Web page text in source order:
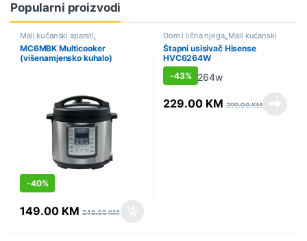
Popularni proizvodi
Mali kućanski aparati,
Multicookeri, Sniženo
MC6MBK Multicooker
(višenamjensko kuhalo)
-40%
149.00 KM 249.00KM
Dom i lična njega, Mali kućanski
aparati, Sniženo, Štapni usisivači
Štapni usisivač Hisense
HVC6264W
-43%
229.00 KM 399.00KM